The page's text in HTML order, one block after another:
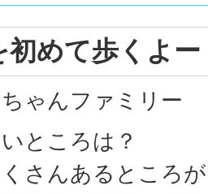
初めて歩くよー
ゃんファミリー
ところは？
くさんあるところ